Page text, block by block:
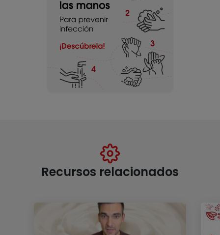
Recursos relacionados